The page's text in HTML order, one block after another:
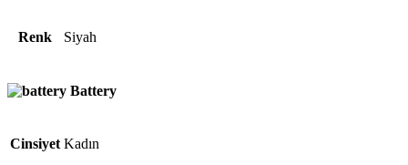
Renk Siyah
Battery
Cinsiyet Kadın